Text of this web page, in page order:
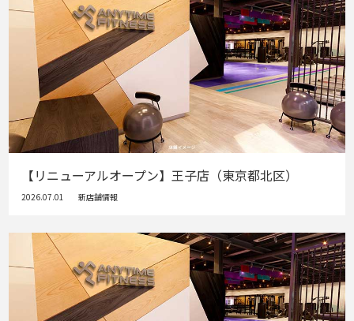
【リニューアルオープン】王子店（東京都北区）
2026.07.01 新店舗情報